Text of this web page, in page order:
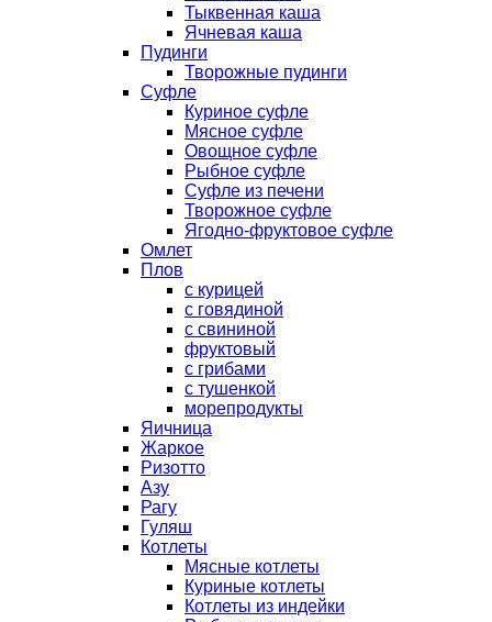
Тыквенная каша
Ячневая каша
Пудинги
Творожные пудинги
Суфле
Куриное суфле
Мясное суфле
Овощное суфле
Рыбное суфле
Суфле из печени
Творожное суфле
Ягодно-фруктовое суфле
Омлет
Плов
с курицей
с говядиной
с свининой
фруктовый
с грибами
с тушенкой
морепродукты
Яичница
Жаркое
Ризотто
Азу
Рагу
Гуляш
Котлеты
Мясные котлеты
Куриные котлеты
Котлеты из индейки